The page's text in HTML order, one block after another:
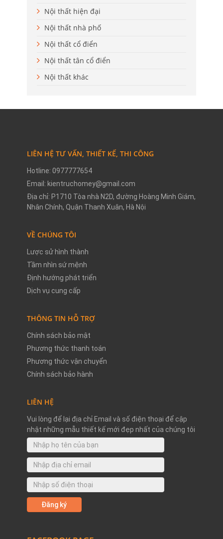
Nội thất hiện đại
Nội thất nhà phố
Nội thất cổ điển
Nội thất tân cổ điển
Nội thất khác
LIÊN HỆ TƯ VẤN, THIẾT KẾ, THI CÔNG
Hotline: 0977777654
Email: kientruchomey@gmail.com
Địa chỉ: P1710 Tòa nhà N2D, đường Hoàng Minh Giám,
Nhân Chính, Quận Thanh Xuân, Hà Nội
VỀ CHÚNG TÔI
Lược sử hình thành
Tầm nhìn sứ mệnh
Định hướng phát triển
Dịch vụ cung cấp
THÔNG TIN HỖ TRỢ
Chính sách bảo mật
Phương thức thanh toán
Phương thức vận chuyển
Chính sách bảo hành
LIÊN HỆ
Vui lòng để lại địa chỉ Email và số điện thoại để cập
nhật những mẫu thiết kế mới đẹp nhất của chúng tôi